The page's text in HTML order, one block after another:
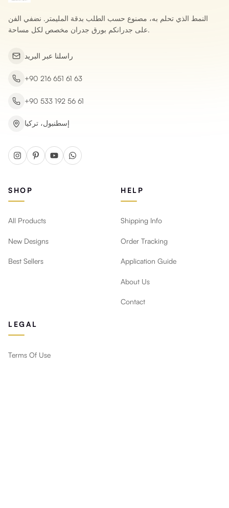
النمط الذي تحلم به، مصنوع حسب الطلب بدقة المليمتر. نضفي الفن
على جدرانكم بورق جدران مخصص لكل مساحة.
راسلنا عبر البريد
+90 216 651 61 63
+90 533 192 56 61
إسطنبول، تركيا
SHOP
All Products
New Designs
Best Sellers
HELP
Shipping Info
Order Tracking
Application Guide
About Us
Contact
LEGAL
Terms Of Use